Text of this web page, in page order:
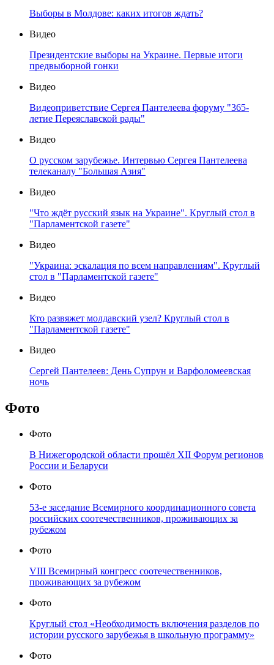
Выборы в Молдове: каких итогов ждать?
Видео
Президентские выборы на Украине. Первые итоги
предвыборной гонки
Видео
Видеоприветствие Сергея Пантелеева форуму "365-
летие Переяславской рады"
Видео
О русском зарубежье. Интервью Сергея Пантелеева
телеканалу "Большая Азия"
Видео
"Что ждёт русский язык на Украине". Круглый стол в
"Парламентской газете"
Видео
"Украина: эскалация по всем направлениям". Круглый
стол в "Парламентской газете"
Видео
Кто развяжет молдавский узел? Круглый стол в
"Парламентской газете"
Видео
Сергей Пантелеев: День Супрун и Варфоломеевская
ночь
Фото
Фото
В Нижегородской области прошёл XII Форум регионов
России и Беларуси
Фото
53-е заседание Всемирного координационного совета
российских соотечественников, проживающих за
рубежом
Фото
VIII Всемирный конгресс соотечественников,
проживающих за рубежом
Фото
Круглый стол «Необходимость включения разделов по
истории русского зарубежья в школьную программу»
Фото